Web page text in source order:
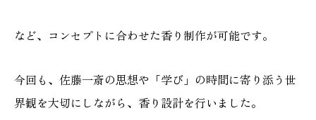
など、コンセプトに合わせた香り制作が可能です。
今回も、佐藤一斎の思想や「学び」の時間に寄り添う世
界観を大切にしながら、香り設計を行いました。